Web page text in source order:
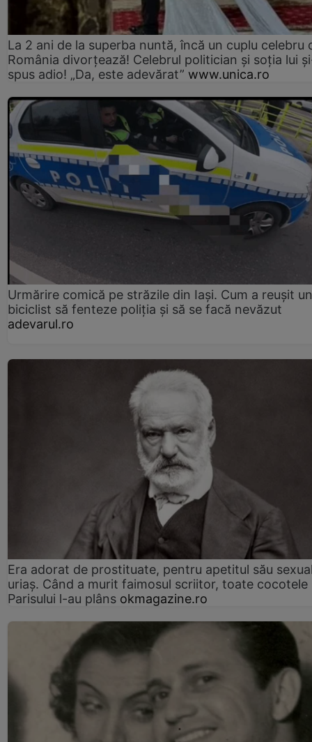
La 2 ani de la superba nuntă, încă un cuplu celebru
România divorțează! Celebrul politician și soția lui
spus adio! „Da, este adevărat” www.unica.ro
Urmărire comică pe străzile din Iași. Cum a reușit un
biciclist să fenteze poliția și să se facă nevăzut
adevarul.ro
Era adorat de prostituate, pentru apetitul său
uriaș. Când a murit faimosul scriitor, toate cocotele
Parisului l-au plâns okmagazine.ro